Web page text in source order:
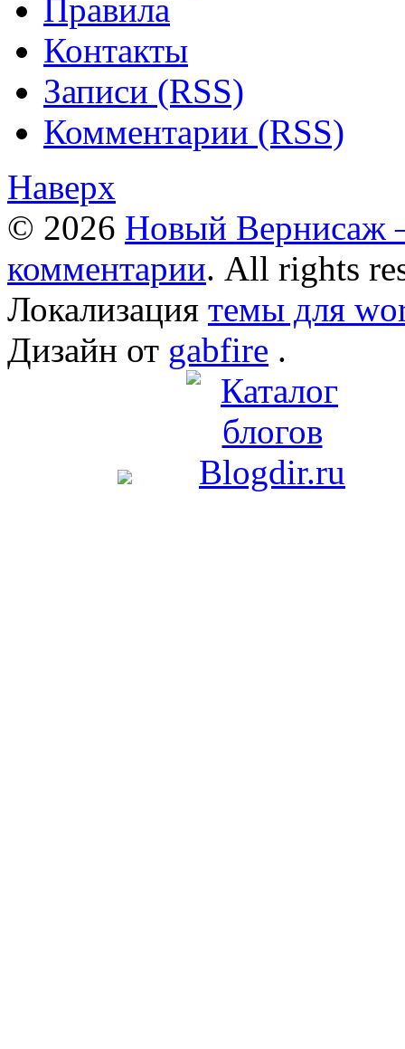
Правила
Контакты
Записи (RSS)
Комментарии (RSS)
Наверх
© 2026 Новый Вернисаж
комментарии. All rights
Локализация темы для
Дизайн от gabfire .